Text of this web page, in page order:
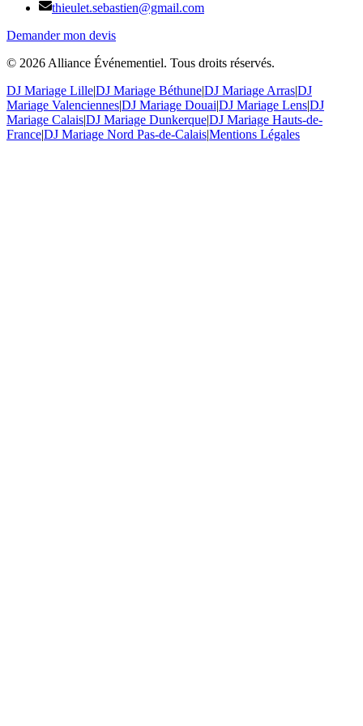
thieulet.sebastien@gmail.com
Demander mon devis
© 2026 Alliance Événementiel. Tous droits réservés.
DJ Mariage Lille|DJ Mariage Béthune|DJ Mariage Arras|DJ
Mariage Valenciennes|DJ Mariage Douai|DJ Mariage Lens|DJ
Mariage Calais|DJ Mariage Dunkerque|DJ Mariage Hauts-de-
France|DJ Mariage Nord Pas-de-Calais|Mentions Légales